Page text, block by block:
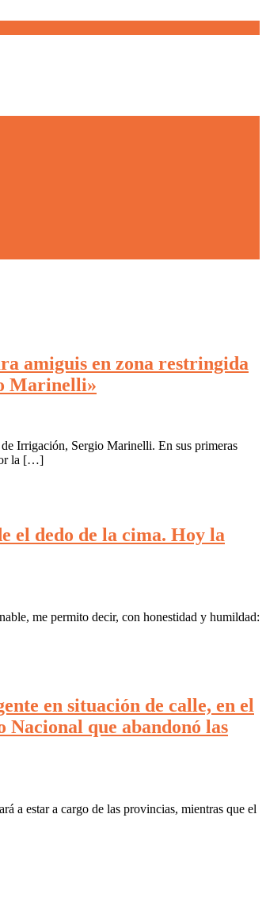
amiguis en zona restringida
Marinelli»
Irrigación, Sergio Marinelli. En sus primeras
la […]
el dedo de la cima. Hoy la
me permito decir, con honestidad y humildad:
en situación de calle, en el
que abandonó las
a estar a cargo de las provincias, mientras que el